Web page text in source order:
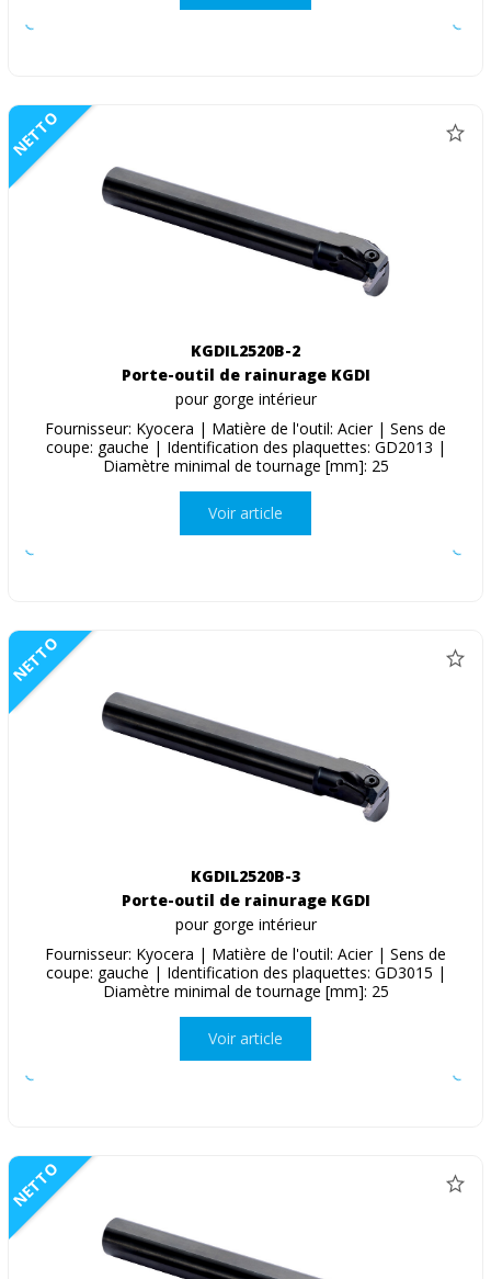
NETTO
KGDIL2520B-2
Porte-outil de rainurage KGDI
pour gorge intérieur
Fournisseur: Kyocera | Matière de l'outil: Acier | Sens de
coupe: gauche | Identification des plaquettes: GD2013 |
Diamètre minimal de tournage [mm]: 25
Voir article
NETTO
KGDIL2520B-3
Porte-outil de rainurage KGDI
pour gorge intérieur
Fournisseur: Kyocera | Matière de l'outil: Acier | Sens de
coupe: gauche | Identification des plaquettes: GD3015 |
Diamètre minimal de tournage [mm]: 25
Voir article
NETTO